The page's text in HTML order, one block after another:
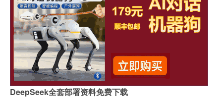
DeepSeek全套部署资料免费下载